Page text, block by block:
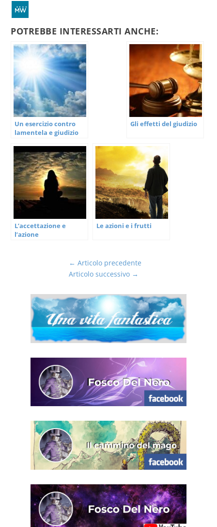
POTREBBE INTERESSARTI ANCHE:
Un esercizio contro
lamentela e giudizio
Gli effetti del giudizio
L’accettazione e
l’azione
Le azioni e i frutti
←Articolo precedente
Articolo successivo →